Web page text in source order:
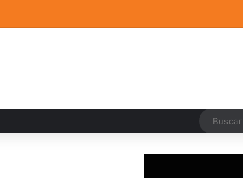
de Escuelas Aztecas